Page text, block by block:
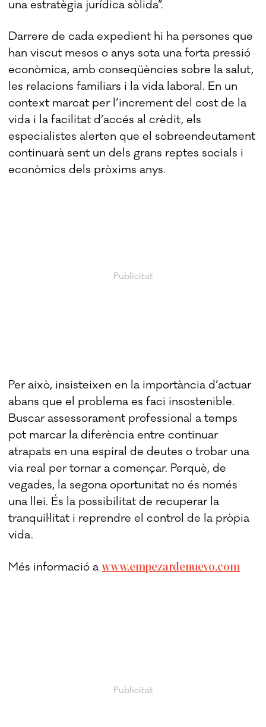
una estratègia jurídica sòlida”.
Darrere de cada expedient hi ha persones que
han viscut mesos o anys sota una forta pressió
econòmica, amb conseqüències sobre la salut,
les relacions familiars i la vida laboral. En un
context marcat per l’increment del cost de la
vida i la facilitat d’accés al crèdit, els
especialistes alerten que el sobreendeutament
continuarà sent un dels grans reptes socials i
econòmics dels pròxims anys.
Per això, insisteixen en la importància d’actuar
abans que el problema es faci insostenible.
Buscar assessorament professional a temps
pot marcar la diferència entre continuar
atrapats en una espiral de deutes o trobar una
via real per tornar a començar. Perquè, de
vegades, la segona oportunitat no és només
una llei. És la possibilitat de recuperar la
tranquil·litat i reprendre el control de la pròpia
vida.
Més informació awww.empezardenuevo.com